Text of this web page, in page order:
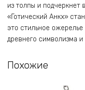
из толпы и подчеркнет
«Готический Анкх»
это стильное
древнего символизма
Похожие